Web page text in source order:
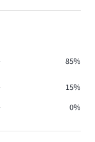
85%
15%
0%